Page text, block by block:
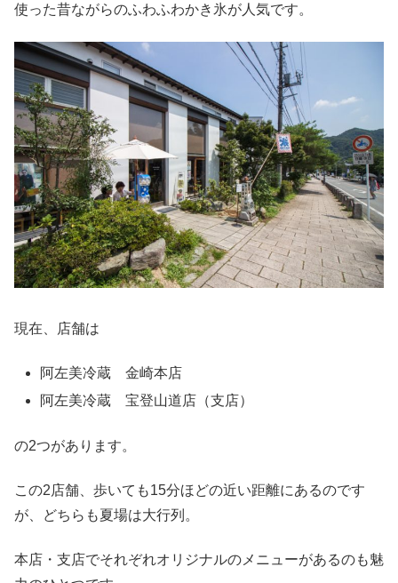
使った昔ながらのふわふわかき氷が人気です。
現在、店舗は
阿左美冷蔵 金崎本店
阿左美冷蔵 宝登山道店（支店）
の2つがあります。
この2店舗、歩いても15分ほどの近い距離にあるのです
が、どちらも夏場は大行列。
本店・支店でそれぞれオリジナルのメニューがあるのも魅